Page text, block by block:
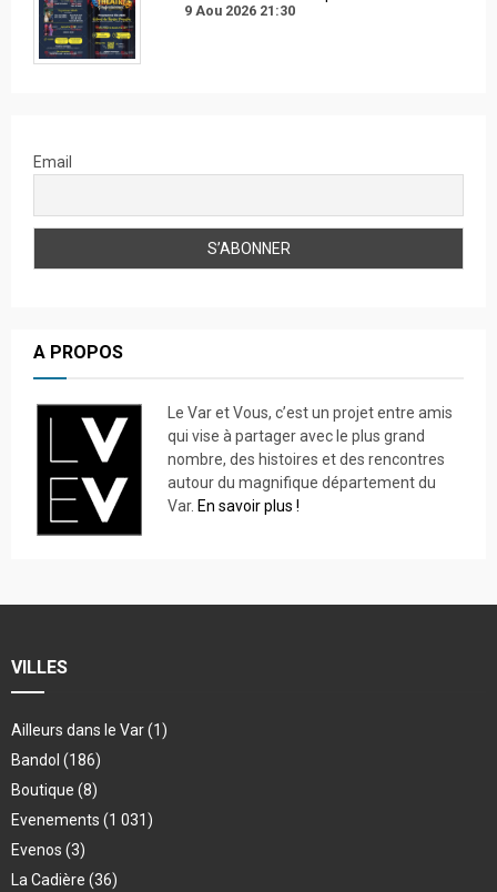
9 Aou 2026 21:30
Email
A PROPOS
Le Var et Vous, c’est un projet entre amis
qui vise à partager avec le plus grand
nombre, des histoires et des rencontres
autour du magnifique département du
Var. En savoir plus !
VILLES
Ailleurs dans le Var(1)
Bandol (186)
Boutique (8)
Evenements (1 031)
Evenos (3)
La Cadière (36)